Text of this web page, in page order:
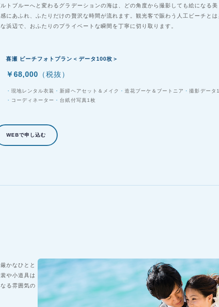
トブルーへと変わるグラデーションの海は、どの角度から撮影しても絵になる
にあふれ、ふたりだけの贅沢な時間が流れます。観光客で賑わう人工ビーチと
浜辺で、おふたりのプライベートな瞬間を丁寧に切り取ります。
喜瀬 ビーチフォトプラン＜データ100枚＞
￥68,000 （税抜）
現地レンタル衣装 新婦ヘアセット＆メイク 造花ブーケ＆ブートニア
撮影データ
コーディネーター
台紙付写真1枚
WEBで申し込む
かなひとと
や小道具は
る雰囲気の